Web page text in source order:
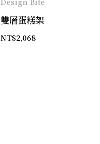
雙層蛋糕架
NT$2,068